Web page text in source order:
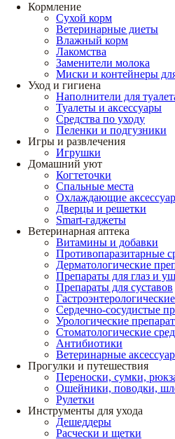
Кормление
Сухой корм
Ветеринарные диеты
Влажный корм
Лакомства
Заменители молока
Миски и контейнеры
Уход и гигиена
Наполнители для
Туалеты и аксессуары
Средства по уходу
Пеленки и подгузники
Игры и развлечения
Игрушки
Домашний уют
Когтеточки
Спальные места
Охлаждающие
Дверцы и решетки
Smart-гаджеты
Ветеринарная аптека
Витамины и добавки
Противопаразитарные
Дерматологические
Препараты для глаз и
Препараты для суставов
Сердечно-сосудистые
Урологические
Стоматологические
Антибиотики
Ветеринарные
Прогулки и путешествия
Переноски, сумки,
Ошейники, поводки,
Рулетки
Инструменты для ухода
Дешеддеры
Расчески и щетки